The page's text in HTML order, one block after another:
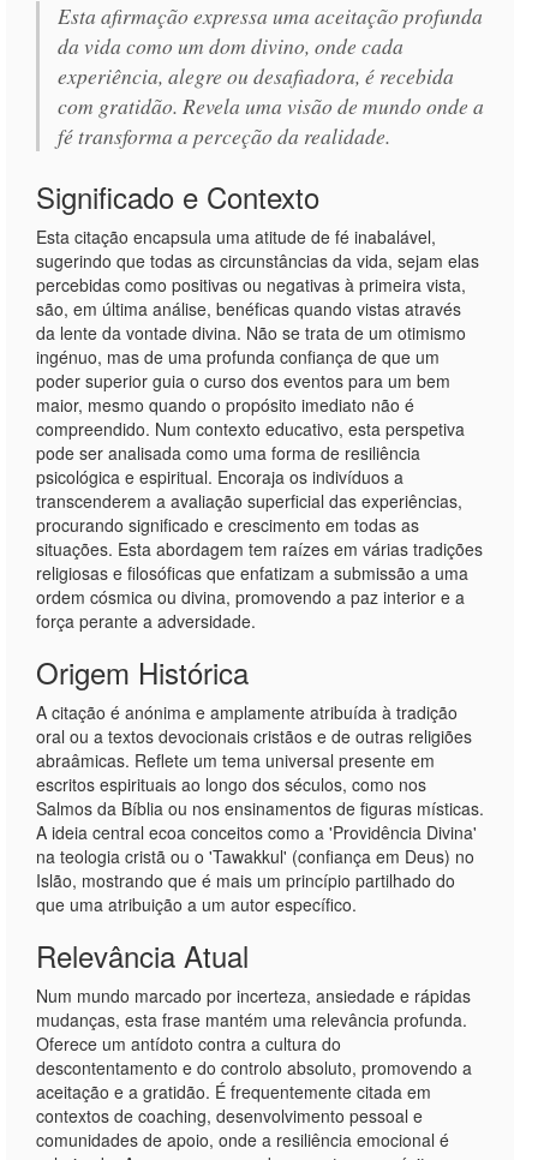
Esta afirmação expressa uma aceitação profunda
da vida como um dom divino, onde cada
experiência, alegre ou desafiadora, é recebida
com gratidão. Revela uma visão de mundo onde a
fé transforma a perceção da realidade.
Significado e Contexto
Esta citação encapsula uma atitude de fé inabalável,
sugerindo que todas as circunstâncias da vida, sejam elas
percebidas como positivas ou negativas à primeira vista,
são, em última análise, benéficas quando vistas através
da lente da vontade divina. Não se trata de um otimismo
ingénuo, mas de uma profunda confiança de que um
poder superior guia o curso dos eventos para um bem
maior, mesmo quando o propósito imediato não é
compreendido. Num contexto educativo, esta perspetiva
pode ser analisada como uma forma de resiliência
psicológica e espiritual. Encoraja os indivíduos a
transcenderem a avaliação superficial das experiências,
procurando significado e crescimento em todas as
situações. Esta abordagem tem raízes em várias tradições
religiosas e filosóficas que enfatizam a submissão a uma
ordem cósmica ou divina, promovendo a paz interior e a
força perante a adversidade.
Origem Histórica
A citação é anónima e amplamente atribuída à tradição
oral ou a textos devocionais cristãos e de outras religiões
abraâmicas. Reflete um tema universal presente em
escritos espirituais ao longo dos séculos, como nos
Salmos da Bíblia ou nos ensinamentos de figuras místicas.
A ideia central ecoa conceitos como a 'Providência Divina'
na teologia cristã ou o 'Tawakkul' (confiança em Deus) no
Islão, mostrando que é mais um princípio partilhado do
que uma atribuição a um autor específico.
Relevância Atual
Num mundo marcado por incerteza, ansiedade e rápidas
mudanças, esta frase mantém uma relevância profunda.
Oferece um antídoto contra a cultura do
descontentamento e do controlo absoluto, promovendo a
aceitação e a gratidão. É frequentemente citada em
contextos de coaching, desenvolvimento pessoal e
comunidades de apoio, onde a resiliência emocional é